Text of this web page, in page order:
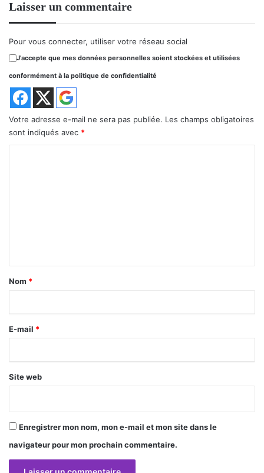
Laisser un commentaire
Pour vous connecter, utiliser votre réseau social
J'accepte que mes données personnelles soient stockées et utilisées
conformément à la politique de confidentialité
Votre adresse e-mail ne sera pas publiée. Les champs obligatoires
sont indiqués avec *
a
r
e
Nom *
E-mail *
Site web
Enregistrer mon nom, mon e-mail et mon site dans le
navigateur pour mon prochain commentaire.